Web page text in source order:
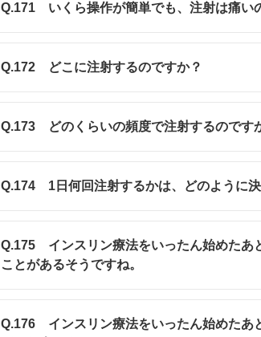
Q.171 いくら操作が簡単でも、注射は痛い
Q.172 どこに注射するのですか？
Q.173 どのくらいの頻度で注射するのです
Q.174 1日何回注射するかは、どのように
Q.175 インスリン療法をいったん始めたあ
ことがあるそうですね。
Q.176 インスリン療法をいったん始めたあ